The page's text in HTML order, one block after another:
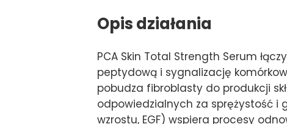
Opis działania
PCA Skin Total Strength Serum
peptydową i sygnalizację
pobudza fibroblasty do produkcji
odpowiedzialnych za sprężystość i
wzrostu, EGF) wspiera procesy